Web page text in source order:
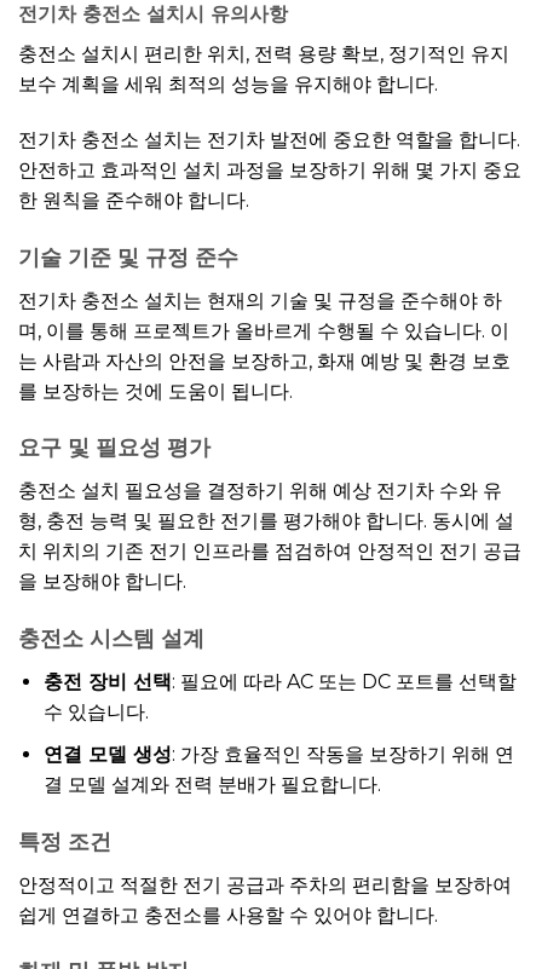
전기차 충전소 설치시 유의사항
충전소 설치시 편리한 위치, 전력 용량 확보, 정기적인 유지
보수 계획을 세워 최적의 성능을 유지해야 합니다.
전기차 충전소 설치는 전기차 발전에 중요한 역할을 합니다.
안전하고 효과적인 설치 과정을 보장하기 위해 몇 가지 중요
한 원칙을 준수해야 합니다.
기술 기준 및 규정 준수
전기차 충전소 설치는 현재의 기술 및 규정을 준수해야 하
며, 이를 통해 프로젝트가 올바르게 수행될 수 있습니다. 이
는 사람과 자산의 안전을 보장하고, 화재 예방 및 환경 보호
를 보장하는 것에 도움이 됩니다.
요구 및 필요성 평가
충전소 설치 필요성을 결정하기 위해 예상 전기차 수와 유
형, 충전 능력 및 필요한 전기를 평가해야 합니다. 동시에 설
치 위치의 기존 전기 인프라를 점검하여 안정적인 전기 공급
을 보장해야 합니다.
충전소 시스템 설계
충전 장비 선택: 필요에 따라 AC 또는 DC 포트를 선택할
수 있습니다.
연결 모델 생성: 가장 효율적인 작동을 보장하기 위해 연
결 모델 설계와 전력 분배가 필요합니다.
특정 조건
안정적이고 적절한 전기 공급과 주차의 편리함을 보장하여
쉽게 연결하고 충전소를 사용할 수 있어야 합니다.